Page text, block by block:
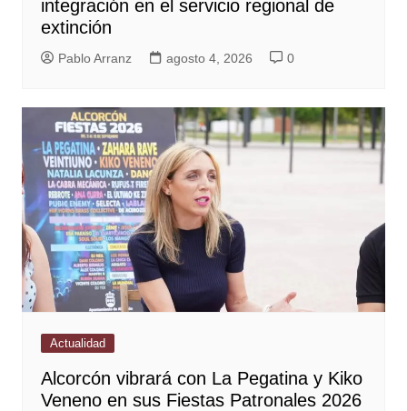
integración en el servicio regional de
extinción
Pablo Arranz agosto 4, 2026 0
Actualidad
Alcorcón vibrará con La Pegatina y Kiko
Veneno en sus Fiestas Patronales 2026